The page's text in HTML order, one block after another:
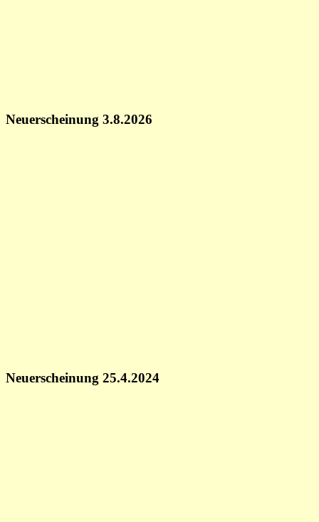
Neuerscheinung 3.8.2026
Neuerscheinung 25.4.2024